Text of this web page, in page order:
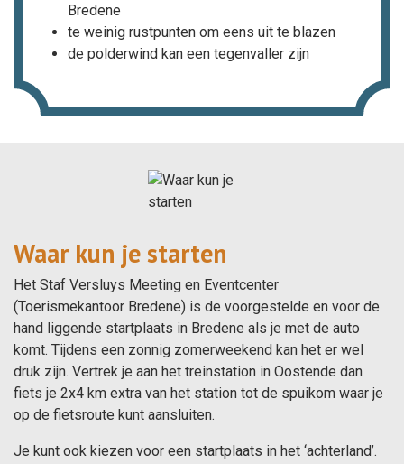
Bredene
te weinig rustpunten om eens uit te blazen
de polderwind kan een tegenvaller zijn
Waar kun je starten
Het Staf Versluys Meeting en Eventcenter
(Toerismekantoor Bredene) is de voorgestelde en voor de
hand liggende startplaats in Bredene als je met de auto
komt. Tijdens een zonnig zomerweekend kan het er wel
druk zijn. Vertrek je aan het treinstation in Oostende dan
fiets je 2x4 km extra van het station tot de spuikom waar je
op de fietsroute kunt aansluiten.
Je kunt ook kiezen voor een startplaats in het ‘achterland’.